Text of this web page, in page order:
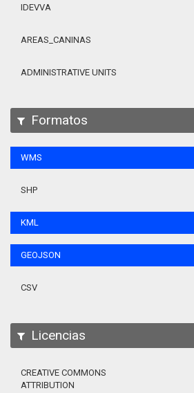
IDEVVA
AREAS_CANINAS
ADMINISTRATIVE UNITS
Formatos
WMS
SHP
KML
GEOJSON
CSV
Licencias
CREATIVE COMMONS
ATTRIBUTION